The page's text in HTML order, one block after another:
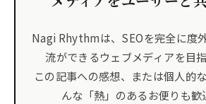
Nagi Rhythmは、SEOを完全に度
流ができるウェブメディアを目指
この記事への感想、または個人的
んな「熱」のあるお便りも歓